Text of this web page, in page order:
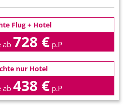
Flug + Hotel
ab 728 € p.P
nur Hotel
ab 438 € p.P